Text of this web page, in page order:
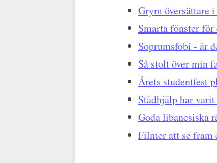
Grym översättare
Smarta fönster
Soprumsfobi - är
Så stolt över min
Årets studentfest
Städhjälp har
Goda libanesiska
Filmer att se fram